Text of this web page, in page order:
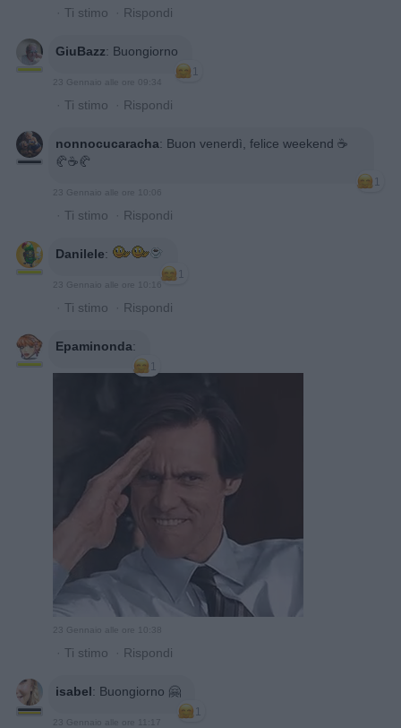
· Ti stimo · Rispondi
GiuBazz: Buongiorno
1
23 Gennaio alle ore 09:34
· Ti stimo · Rispondi
nonnocucaracha: Buon venerdì, felice weekend ☕️
🥐☕️🥐
1
23 Gennaio alle ore 10:06
· Ti stimo · Rispondi
Danilele:
1
23 Gennaio alle ore 10:16
· Ti stimo · Rispondi
Epaminonda:
1
23 Gennaio alle ore 10:38
· Ti stimo · Rispondi
isabel: Buongiorno 🤗
1
23 Gennaio alle ore 11:17